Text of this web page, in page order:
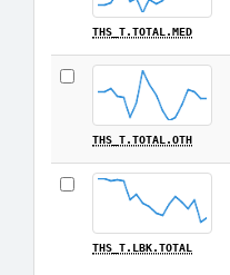
THS_T.TOTAL.MED
THS_T.TOTAL.OTH
THS_T.LBK.TOTAL